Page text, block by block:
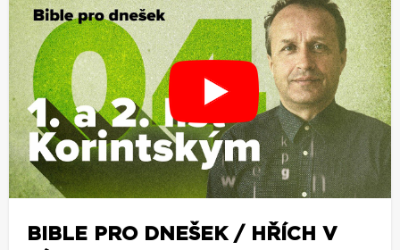
BIBLE PRO DNEŠEK / HŘÍCH V